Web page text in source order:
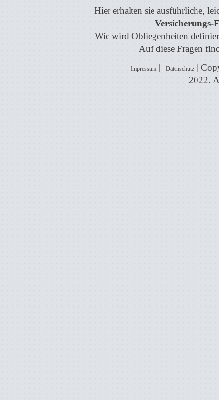
Hier erhalten sie ausführliche,
Versicherungs-
Wie wird Obliegenheiten
Auf diese Fragen
Impressum| Datenschutz|
2022.